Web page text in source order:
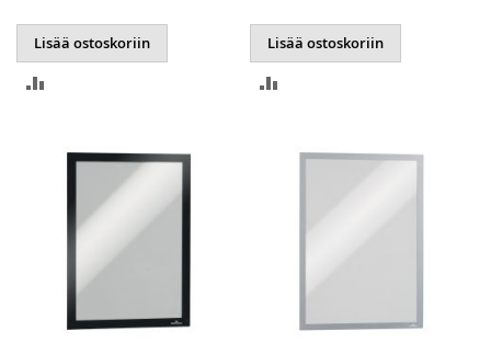
Lisää ostoskoriin Lisää ostoskoriin